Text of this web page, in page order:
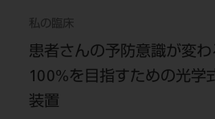
私の臨床
患者さんの予防意識が変
100%を目指すための光学
装置